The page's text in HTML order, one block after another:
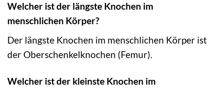
Welcher ist der längste Knochen im
menschlichen Körper?
Der längste Knochen im menschlichen Körper ist
der Oberschenkelknochen (Femur).
Welcher ist der kleinste Knochen im